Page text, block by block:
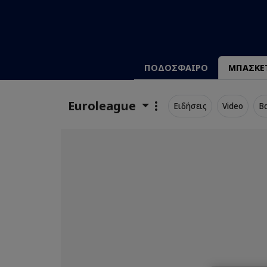
ΠΟΔΟΣΦΑΙΡΟ
Euroleague Ειδήσεις Video